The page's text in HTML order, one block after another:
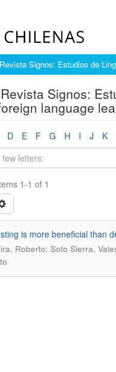
Revista Signos: Estudios de
Signos:
language
D E F G H I J K
1-1 of 1
is more beneficial than
Roberto; Soto Sierra,